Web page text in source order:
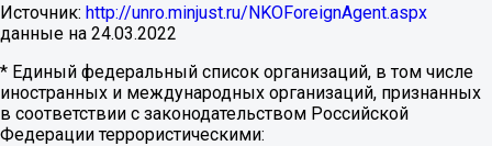
Источник: http://unro.minjust.ru/NKOForeignAgent.aspx
данные на 24.03.2022
* Единый федеральный список организаций, в том числе
иностранных и международных организаций, признанных
в соответствии с законодательством Российской
Федерации террористическими: